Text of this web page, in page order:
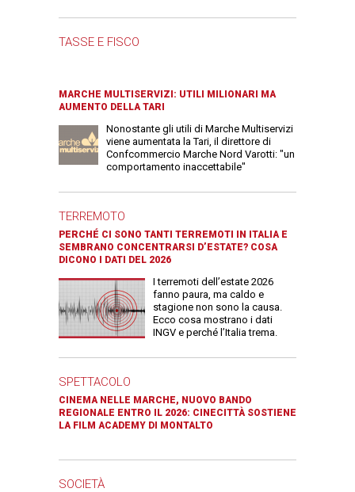
TASSE E FISCO
MARCHE MULTISERVIZI: UTILI MILIONARI MA
AUMENTO DELLA TARI
Nonostante gli utili di Marche Multiservizi
viene aumentata la Tari, il direttore di
Confcommercio Marche Nord Varotti: "un
comportamento inaccettabile"
TERREMOTO
PERCHÉ CI SONO TANTI TERREMOTI IN ITALIA E
SEMBRANO CONCENTRARSI D’ESTATE? COSA
DICONO I DATI DEL 2026
I terremoti dell’estate 2026
fanno paura, ma caldo e
stagione non sono la causa.
Ecco cosa mostrano i dati
INGV e perché l’Italia trema.
SPETTACOLO
CINEMA NELLE MARCHE, NUOVO BANDO
REGIONALE ENTRO IL 2026: CINECITTÀ SOSTIENE
LA FILM ACADEMY DI MONTALTO
SOCIETÀ